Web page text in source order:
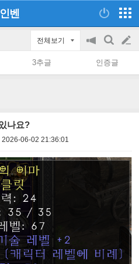
인벤
전체보기
공
on/off
검
색
글
쓰
3추글 인증글
나요?
2026-06-02 21:36:01